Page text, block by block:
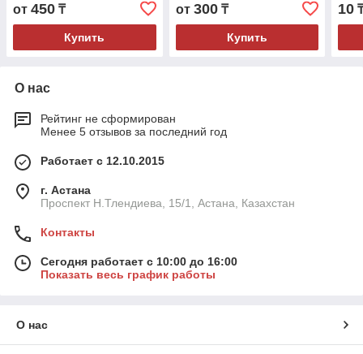
от 450 ₸
Купить
от 300₸
Купить
10
О нас
Рейтинг не сформирован
Менее 5 отзывов за последний год
Работает с 12.10.2015
г. Астана
Проспект Н.Тлендиева, 15/1, Астана, Казахстан
Контакты
Сегодня работает с 10:00 до 16:00
Показать весь график работы
О нас